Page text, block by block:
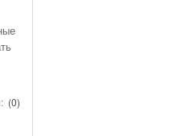
Где Выполняет Работы Днем 9 Июля
"Рязань-1"
(0)